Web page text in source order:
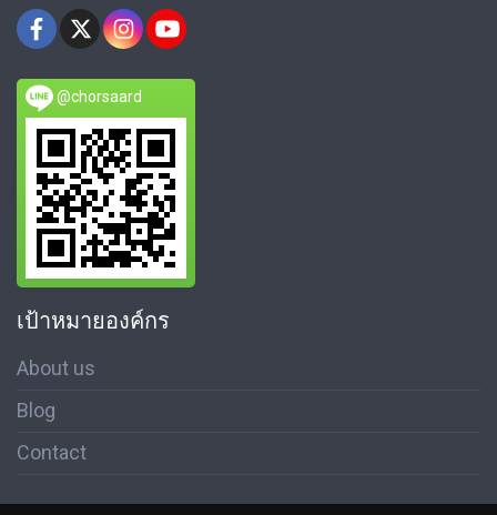
@chorsaard
เป้าหมายองค์กร
About us
Blog
Contact